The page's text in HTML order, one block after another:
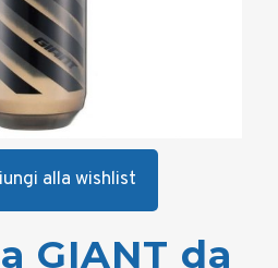
alla wishlist
GIANT da